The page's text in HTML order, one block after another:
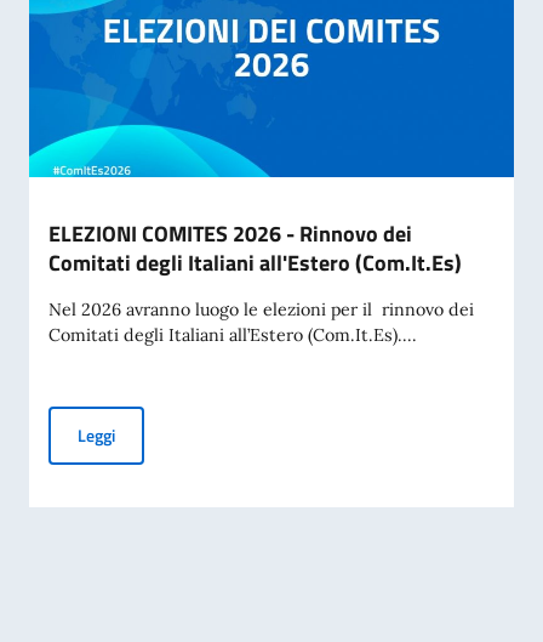
ELEZIONI COMITES 2026 - Rinnovo dei
Comitati degli Italiani all'Estero (Com.It.Es)
Nel 2026 avranno luogo le elezioni per il rinnovo dei
Comitati degli Italiani all’Estero (Com.It.Es)....
LeggiELEZIONI COMITES 2026 - Rinnovo dei Comitati degli